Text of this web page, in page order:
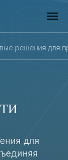
решения для
для